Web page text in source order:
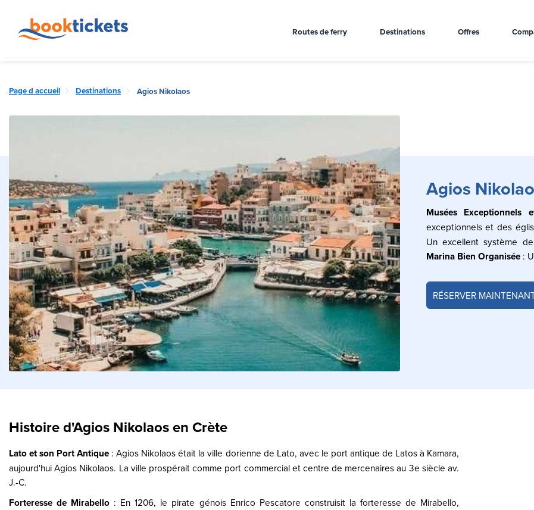
Routes de ferry Destinations Offres
Page d accueil Destinations Agios Nikolaos
Agios
Musées Exceptionnels
exceptionnels et des
Un excellent système
Marina Bien Organisée:
RÉSERVER
Histoire d'Agios Nikolaos en Crète
Lato et son Port Antique : Agios Nikolaos était la ville dorienne de Lato, avec le port antique de Latos à Kamara,
aujourd'hui Agios Nikolaos. La ville prospérait comme port commercial et centre de mercenaires au 3e siècle av.
J.-C.
Forteresse de Mirabello : En 1206, le pirate génois Enrico Pescatore construisit la forteresse de Mirabello,